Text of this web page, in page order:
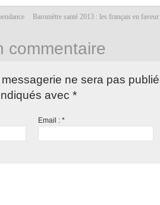
Baromètre santé 2013 : les français en
commentaire
ne sera pas
avec *
Email :*